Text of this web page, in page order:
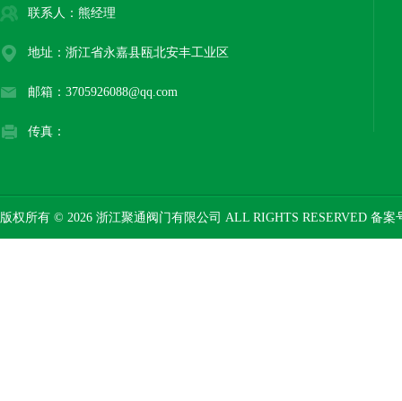
联系人：熊经理
地址：浙江省永嘉县瓯北安丰工业区
邮箱：3705926088@qq.com
传真：
版权所有 © 2026 浙江聚通阀门有限公司 ALL RIGHTS RESERVED 备案